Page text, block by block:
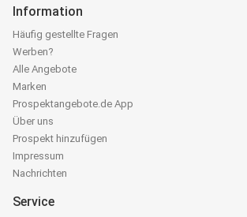
Information
Häufig gestellte Fragen
Werben?
Alle Angebote
Marken
Prospektangebote.de App
Über uns
Prospekt hinzufügen
Impressum
Nachrichten
Service